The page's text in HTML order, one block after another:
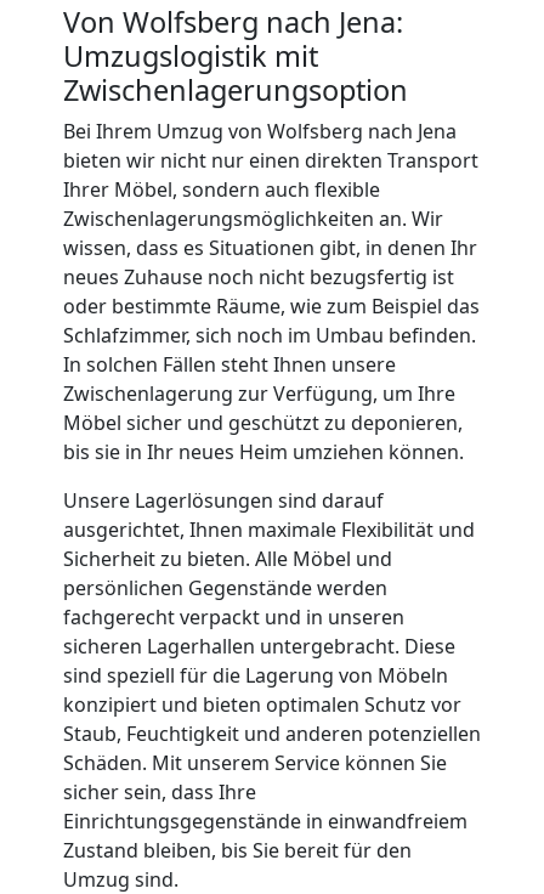
Von Wolfsberg nach Jena:
Umzugslogistik mit
Zwischenlagerungsoption
Bei Ihrem Umzug von Wolfsberg nach Jena
bieten wir nicht nur einen direkten Transport
Ihrer Möbel, sondern auch flexible
Zwischenlagerungsmöglichkeiten an. Wir
wissen, dass es Situationen gibt, in denen Ihr
neues Zuhause noch nicht bezugsfertig ist
oder bestimmte Räume, wie zum Beispiel das
Schlafzimmer, sich noch im Umbau befinden.
In solchen Fällen steht Ihnen unsere
Zwischenlagerung zur Verfügung, um Ihre
Möbel sicher und geschützt zu deponieren,
bis sie in Ihr neues Heim umziehen können.
Unsere Lagerlösungen sind darauf
ausgerichtet, Ihnen maximale Flexibilität und
Sicherheit zu bieten. Alle Möbel und
persönlichen Gegenstände werden
fachgerecht verpackt und in unseren
sicheren Lagerhallen untergebracht. Diese
sind speziell für die Lagerung von Möbeln
konzipiert und bieten optimalen Schutz vor
Staub, Feuchtigkeit und anderen potenziellen
Schäden. Mit unserem Service können Sie
sicher sein, dass Ihre
Einrichtungsgegenstände in einwandfreiem
Zustand bleiben, bis Sie bereit für den
Umzug sind.
Möbeltransport
International
Beiladung
National
Beiladung
International
Internationaler
Umzug
Nationaler
Umzug